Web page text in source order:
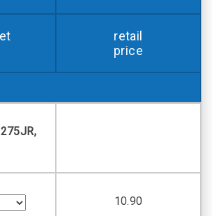
retail
price
10.90